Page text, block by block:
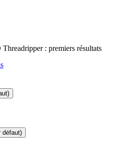
Threadripper : premiers résultats
défaut)